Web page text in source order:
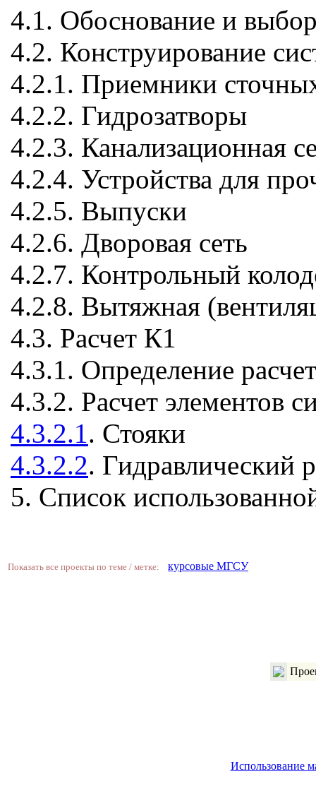
4.1. Обоснование и
4.2. Конструирование
4.2.1. Приемники
4.2.2. Гидрозатворы
4.2.3. Канализационная
4.2.4. Устройства для
4.2.5. Выпуски
4.2.6. Дворовая сеть
4.2.7. Контрольный
4.2.8. Вытяжная
4.3. Расчет К1
4.3.1. Определение
4.3.2. Расчет элементов
4.3.2.1. Стояки
4.3.2.2. Гидравлический
5. Список
Показать все проекты по теме / метке: курсовые МГСУ
Использование